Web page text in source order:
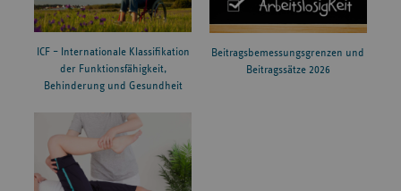
ICF – Internationale Klassifikation
der Funktionsfähigkeit,
Behinderung und Gesundheit
Beitragsbemessungsgrenzen und
Beitragssätze 2026